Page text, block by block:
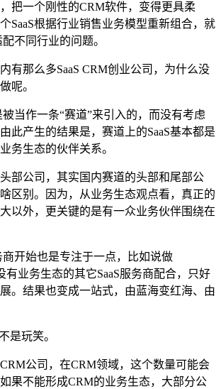
把一个刚性的CRM软件，变得更具柔
SaaS根据行业销售业务模型重新组合，就
不同行业的问题。
有那么多SaaS CRM创业公司，为什么没
呢。
当作一条“赛道”来引入的，而没有考虑
此产生的结果是，赛道上的SaaS基本都是
务生态的伙伴关系。
部公司，其实国内赛道的头部和尾部公
区别。因为，从业务生态观点看，真正的
以外，更关键的是有一众业务伙伴围绕在
商开始也是专注于一点，比如说做
有业务生态的其它SaaS服务商配合，只好
。结果也变成一站式，由蓝海变红海、由
是玩笑。
公司，在CRM领域，这个数量可能会
果不能形成CRM的业务生态，大部分公